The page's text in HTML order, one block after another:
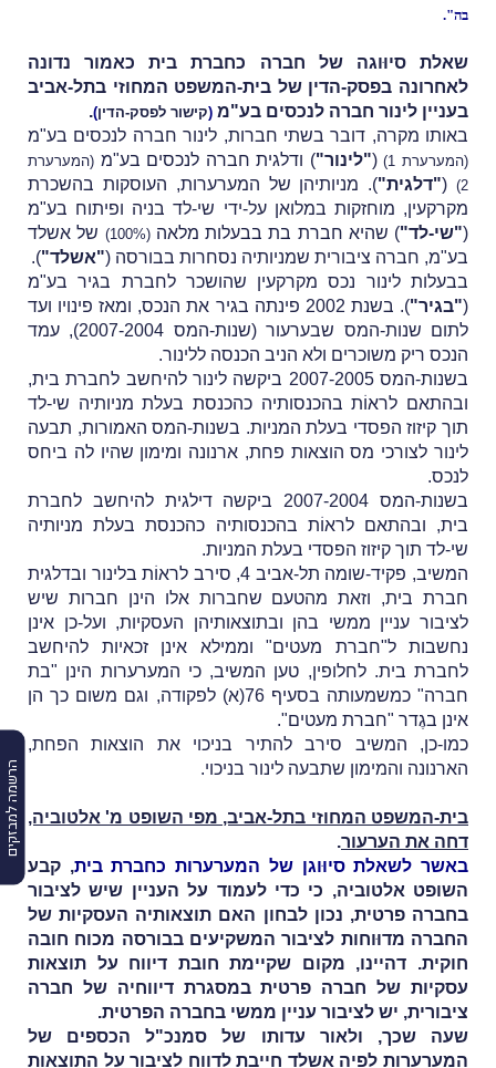
הרשמה למבזקים
בה".
שאלת סיוּוגה של חברה כחברת בית כאמור נדונה
לאחרונה בפסק-הדין של בית-המשפט המחוזי בתל-אביב
בעניין לינור חברה לנכסים בע"מ (קישור לפסק-הדין)
.
באותו מקרה, דובר בשתי חברות, לינור חברה לנכסים בע"מ
(המערערת 1) ("לינור") ודלגית חברה לנכסים בע"מ (המערערת
2)
("דלגית"). מניותיהן של המערערות, העוסקות בהשכרת
מקרקעין, מוחזקות במלואן על-ידי שי-לד בניה ופיתוח בע"מ
("שי-לד") שהיא חברת בת בבעלות מלאה(100%)
של אשלד
בע"מ, חברה ציבורית שמניותיה נסחרות בבורסה ("אשלד").
בבעלות לינור נכס מקרקעין שהושכר לחברת בגיר בע"מ
("בגיר"
). בשנת 2002 פינתה בגיר את הנכס, ומאז פינויו ועד
לתום שנות-המס שבערעור (שנות-המס 2007-2004), עמד
הנכס ריק משוכרים ולא הניב הכנסה ללינור.
בשנות-המס 2007-2005 ביקשה לינור להיחשב לחברת בית,
ובהתאם לראוֹת בהכנסותיה כהכנסת בעלת מניותיה שי-לד
תוך קיזוז הפסדי בעלת המניות. בשנות-המס האמורות, תבעה
לינור לצורכי מס הוצאות פחת, ארנונה ומימון שהיו לה ביחס
לנכס.
בשנות-המס 2007-2004 ביקשה דילגית להיחשב לחברת
בית, ובהתאם לראוֹת בהכנסותיה כהכנסת בעלת מניותיה
שי-לד תוך קיזוז הפסדי בעלת המניות.
המשיב, פקיד-שומה תל-אביב 4, סירב לראוֹת בלינור ובדלגית
חברת בית, וזאת מהטעם שחברות אלו הינן חברות שיש
לציבור עניין ממשי בהן ובתוצאותיהן העסקיות, ועל-כן אינן
נחשבות ל"חברת מעטים" וממילא אינן זכאיות להיחשב
לחברת בית. לחלופין, טען המשיב, כי המערערות הינן "בת
חברה" כמשמעותה בסעיף 76(א) לפקודה, וגם משום כך הן
אינן בגֶדר "חברת מעטים".
כמו-כן, המשיב סירב להתיר בניכוי את הוצאות הפחת,
הארנונה והמימון שתבעה לינור בניכוי.
בית-המשפט המחוזי בתל-אביב, מפי השופט מ' אלטוביה,
דחה את הערעור.
באשר לשאלת סיוּוגן של המערערות כחברת בית, קבע
השופט אלטוביה, כי כדי לעמוד על העניין שיש לציבור
בחברה פרטית, נכון לבחון האם תוצאותיה העסקיות של
החברה מדוּוחות לציבור המשקיעים בבורסה מכוח חובה
חוקית. דהיינו, מקום שקיימת חובת דיווח על תוצאות
עסקיות של חברה פרטית במסגרת דיווחיה של חברה
ציבורית, יש לציבור עניין ממשי בחברה הפרטית.
שעה שכך, ולאור עדותו של סמנכ"ל הכספים של
המערערות לפיה אשלד חייבת לדַווח לציבור על התוצאות